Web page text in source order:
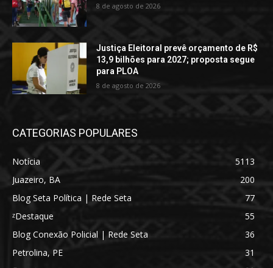
8 de agosto de 2026
Justiça Eleitoral prevê orçamento de R$
13,9 bilhões para 2027; proposta segue
para PLOA
8 de agosto de 2026
CATEGORIAS POPULARES
Notícia
5113
Juazeiro, BA
200
Blog Seta Política | Rede Seta
77
ᶻDestaque
55
Blog Conexão Policial | Rede Seta
36
Petrolina, PE
31